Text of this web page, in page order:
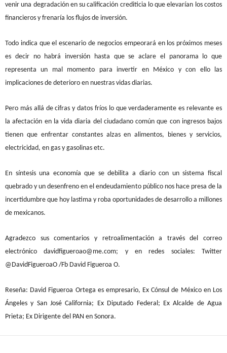
venir una degradación en su calificación crediticia lo que elevarían los costos
financieros y frenaría los flujos de inversión.
Todo indica que el escenario de negocios empeorará en los próximos meses
es decir no habrá inversión hasta que se aclare el panorama lo que
representa un mal momento para invertir en México y con ello las
implicaciones de deterioro en nuestras vidas diarias.
Pero más allá de cifras y datos fríos lo que verdaderamente es relevante es
la afectación en la vida diaria del ciudadano común que con ingresos bajos
tienen que enfrentar constantes alzas en alimentos, bienes y servicios,
electricidad, en gas y gasolinas etc.
En síntesis una economía que se debilita a diario con un sistema fiscal
quebrado y un desenfreno en el endeudamiento público nos hace presa de la
incertidumbre que hoy lastima y roba oportunidades de desarrollo a millones
de mexicanos.
Agradezco sus comentarios y retroalimentación a través del correo
electrónico davidfigueroao@me.com; y en redes sociales: Twitter
@DavidFigueroaO /Fb David Figueroa O.
Reseña: David Figueroa Ortega es empresario, Ex Cónsul de México en Los
Ángeles y San José California; Ex Diputado Federal; Ex Alcalde de Agua
Prieta; Ex Dirigente del PAN en Sonora.